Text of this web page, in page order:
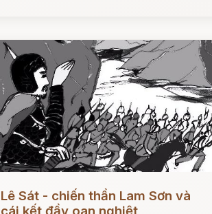
Lê Sát - chiến thần Lam Sơn và